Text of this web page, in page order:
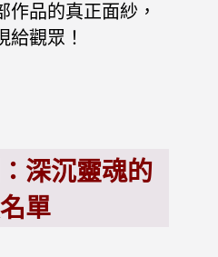
作品的真正面紗，
給觀眾！
深沉靈魂的
單